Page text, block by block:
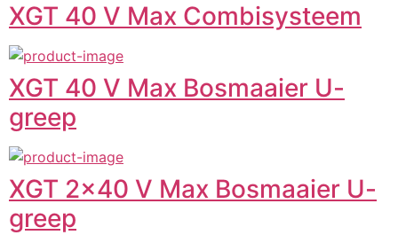
XGT 40 V Max Combisysteem
XGT 40 V Max Bosmaaier U-
greep
XGT 2x40 V Max Bosmaaier U-
greep